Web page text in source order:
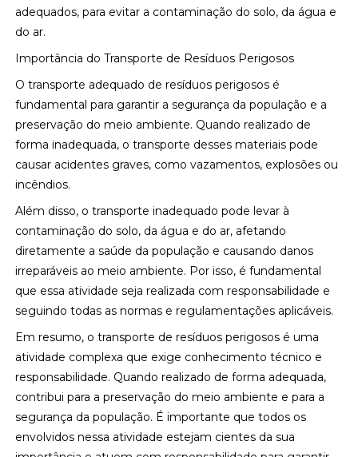
adequados, para evitar a contaminação do solo, da água e
do ar.
Importância do Transporte de Resíduos Perigosos
O transporte adequado de resíduos perigosos é
fundamental para garantir a segurança da população e a
preservação do meio ambiente. Quando realizado de
forma inadequada, o transporte desses materiais pode
causar acidentes graves, como vazamentos, explosões ou
incêndios.
Além disso, o transporte inadequado pode levar à
contaminação do solo, da água e do ar, afetando
diretamente a saúde da população e causando danos
irreparáveis ao meio ambiente. Por isso, é fundamental
que essa atividade seja realizada com responsabilidade e
seguindo todas as normas e regulamentações aplicáveis.
Em resumo, o transporte de resíduos perigosos é uma
atividade complexa que exige conhecimento técnico e
responsabilidade. Quando realizado de forma adequada,
contribui para a preservação do meio ambiente e para a
segurança da população. É importante que todos os
envolvidos nessa atividade estejam cientes da sua